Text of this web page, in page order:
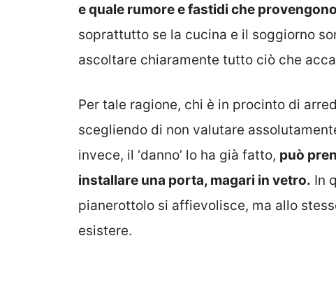
e quale rumore e fastidi che
soprattutto se la cucina e il soggiorno
ascoltare chiaramente tutto ciò che
Per tale ragione, chi è in procinto di
scegliendo di non valutare
invece, il ‘danno’ lo ha già fatto, può
installare una porta, magari in vetro. In
pianerottolo si affievolisce, ma allo
esistere.